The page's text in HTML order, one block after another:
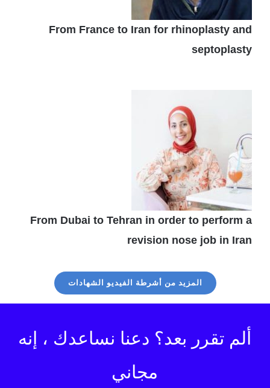
From France to Iran for rhinoplasty and
septoplasty
From Dubai to Tehran in order to perform a
revision nose job in Iran
المزيد من أشرطة الفيديو الشهادات
ألم تقرر بعد؟ دعنا نساعدك ، إنه
مجاني